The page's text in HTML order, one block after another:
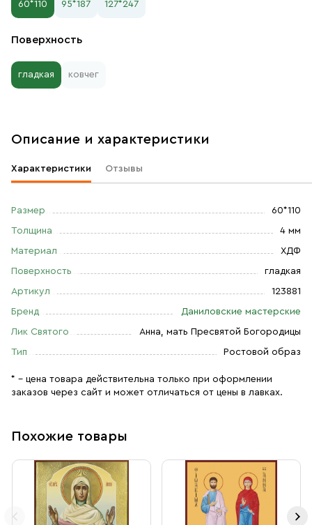
60*110 95*187 127*247
Поверхность
гладкая ковчег
Описание и характеристики
Характеристики Отзывы
Размер 60*110
Толщина 4 мм
Материал ХДФ
Поверхность гладкая
Артикул 123881
Бренд Даниловские мастерские
Лик Святого Анна, мать Пресвятой Богородицы
Тип Ростовой образ
* – цена товара действительна только при оформлении
заказов через сайт и может отличаться от цены в лавках.
Похожие товары